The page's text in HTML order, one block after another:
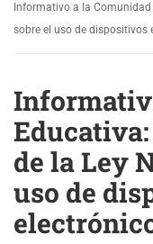
Informativo a la
sobre el uso de dispositivos
de la Ley
uso de